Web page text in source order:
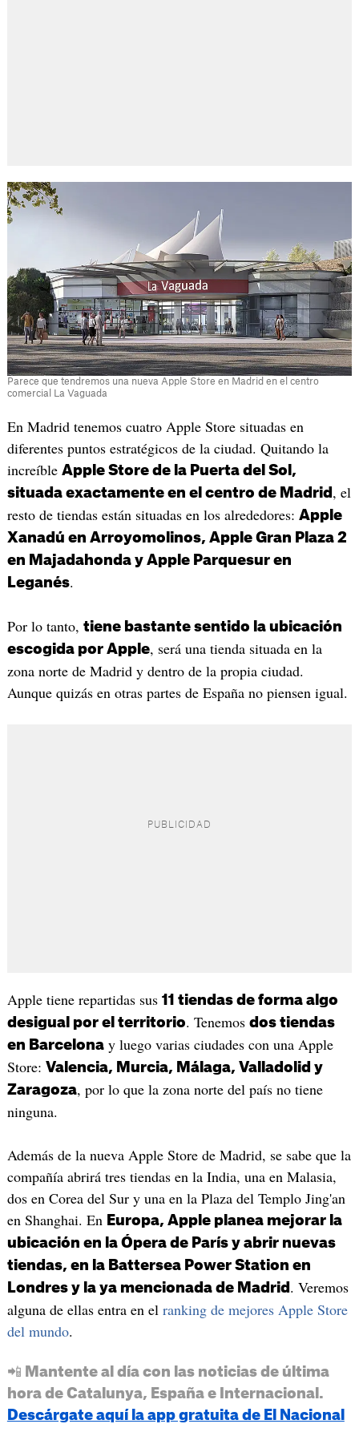
Parece que tendremos una nueva Apple Store en Madrid en el centro
comercial La Vaguada
En Madrid tenemos cuatro Apple Store situadas en
diferentes puntos estratégicos de la ciudad. Quitando la
increíble Apple Store de la Puerta del Sol,
situada exactamente en el centro de Madrid , el
resto de tiendas están situadas en los alrededores: Apple
Xanadú en Arroyomolinos, Apple Gran Plaza 2
en Majadahonda y Apple Parquesur en
Leganés.
Por lo tanto, tiene bastante sentido la ubicación
escogida por Apple, será una tienda situada en la
zona norte de Madrid y dentro de la propia ciudad.
Aunque quizás en otras partes de España no piensen igual.
Apple tiene repartidas sus 11 tiendas de forma algo
desigual por el territorio. Tenemos dos tiendas
en Barcelonay luego varias ciudades con una Apple
Store: Valencia, Murcia, Málaga, Valladolid y
Zaragoza, por lo que la zona norte del país no tiene
ninguna.
Además de la nueva Apple Store de Madrid, se sabe que la
compañía abrirá tres tiendas en la India, una en Malasia,
dos en Corea del Sur y una en la Plaza del Templo Jing'an
en Shanghai. En Europa, Apple planea mejorar la
ubicación en la Ópera de París y abrir nuevas
tiendas, en la Battersea Power Station en
Londres y la ya mencionada de Madrid . Veremos
alguna de ellas entra en el ranking de mejores Apple Store
del mundo.
📲 Mantente al día con las noticias de última
hora de Catalunya, España e Internacional.
Descárgate aquí la app gratuita de El Nacional